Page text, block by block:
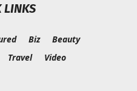
LINKS
Biz
Beauty
Travel Video